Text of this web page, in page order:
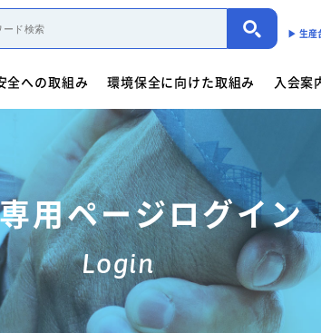
▶︎ 生産
役員一覧
針・活動内容
組織
全への取組み
ュリティー対応
- 架装物の
整備実施要領
- 難燃物性
するニュース
テナンスニュース
- トラック
全輸送ニュース
- トレーラ
らせ
環境保全に向けた取組み
者制度
活動内容
- 商用車架装物リサイクルへの
- 生産における環境保全
ュアル一覧 架装物判別ガイドライ
限定 環境対応事例 環
入会案
格について 入会方法
容 働くクルマ図鑑
トラル（会員限定）
た取組み
クルへの対応
ベル」の設定
全
取組み
入会案内
会員資格について
入会方法
会員検索
車体工業会ってなに?
活動内容
働くクルマ図鑑
用ページログイン
Login